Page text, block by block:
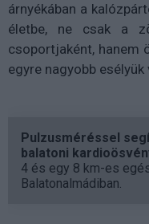
árnyékában a
életbe, ne csak a
csoportjaként, hanem
egyre nagyobb esélyük
Pulzusméréssel
balatoni
4 és egy 8 km-es
Balatonalmádiban.